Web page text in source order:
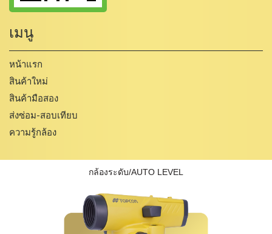
เมนู
หน้าแรก
สินค้าใหม่
สินค้ามือสอง
ส่งซ่อม-สอบเทียบ
ความรู้กล้อง
กล้องระดับ/AUTO LEVEL